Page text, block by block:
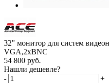
32" монитор для систем
VGA,2хBNC
54 800 руб.
Нашли дешевле?
-
+